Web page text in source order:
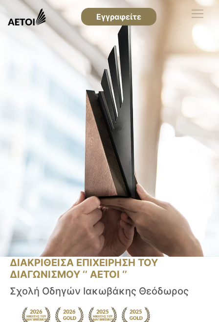
Εγγραφείτε
ΔΙΑΚΡΙΘΕΙΣΑ ΕΠΙΧΕΙΡΗΣΗ ΤΟΥ
ΔΙΑΓΩΝΙΣΜΟΥ ‘’ ΑΕΤΟΙ ‘’
Σχολή Οδηγών Ιακωβάκης Θεόδωρος